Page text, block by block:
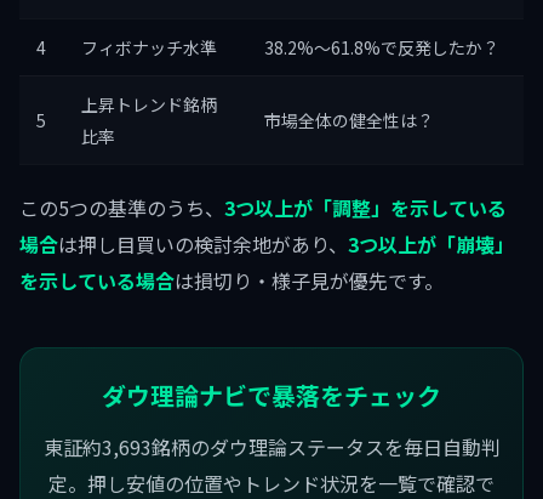
4 フィボナッチ水準 38.2%〜61.8%で反発したか？
5
上昇トレンド銘柄
比率
市場全体の健全性は？
この5つの基準のうち、 3つ以上が「調整」を示している
場合は押し目買いの検討余地があり、 3つ以上が「崩壊」
を示している場合は損切り・様子見が優先です。
ダウ理論ナビで暴落をチェック
東証約3,693銘柄のダウ理論ステータスを毎日自動判
定。押し安値の位置やトレンド状況を一覧で確認で